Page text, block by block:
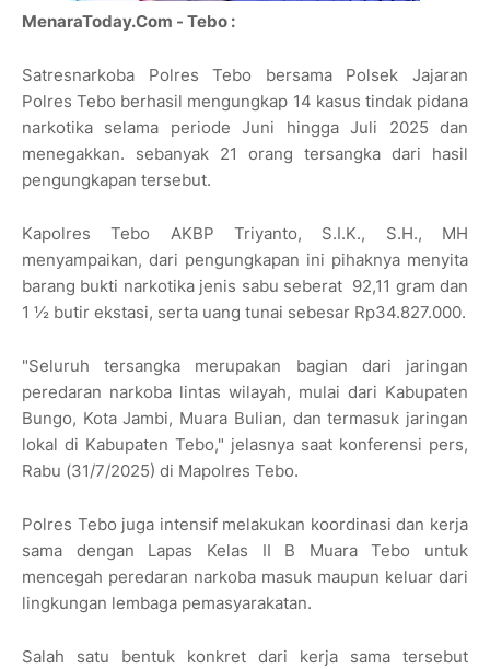
MenaraToday.Com - Tebo :
Satresnarkoba Polres Tebo bersama Polsek Jajaran
Polres Tebo berhasil mengungkap 14 kasus tindak pidana
narkotika selama periode Juni hingga Juli 2025 dan
menegakkan. sebanyak 21 orang tersangka dari hasil
pengungkapan tersebut.
Kapolres Tebo AKBP Triyanto, S.I.K., S.H., MH
menyampaikan, dari pengungkapan ini pihaknya menyita
barang bukti narkotika jenis sabu seberat 92,11 gram dan
1 ½ butir ekstasi, serta uang tunai sebesar Rp34.827.000.
"Seluruh tersangka merupakan bagian dari jaringan
peredaran narkoba lintas wilayah, mulai dari Kabupaten
Bungo, Kota Jambi, Muara Bulian, dan termasuk jaringan
lokal di Kabupaten Tebo," jelasnya saat konferensi pers,
Rabu (31/7/2025) di Mapolres Tebo.
Polres Tebo juga intensif melakukan koordinasi dan kerja
sama dengan Lapas Kelas II B Muara Tebo untuk
mencegah peredaran narkoba masuk maupun keluar dari
lingkungan lembaga pemasyarakatan.
Salah satu bentuk konkret dari kerja sama tersebut